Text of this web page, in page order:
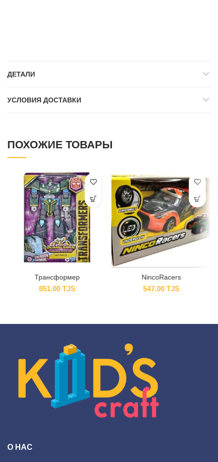
ДЕТАЛИ
УСЛОВИЯ ДОСТАВКИ
ПОХОЖИЕ ТОВАРЫ
Трансформер
851.00 TJS
NincoRacers
547.00 TJS
О НАС